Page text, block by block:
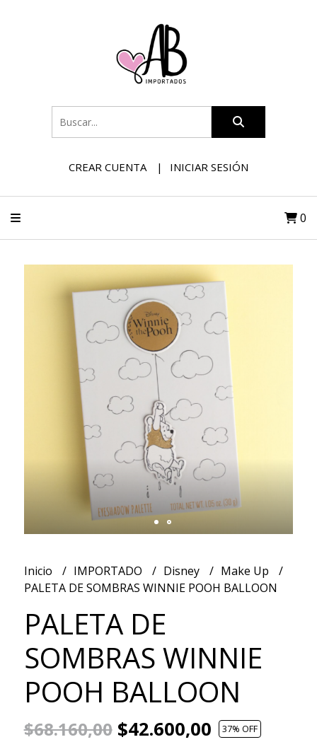
CREAR CUENTA INICIAR SESIÓN
0
Inicio IMPORTADO Disney
Make Up
PALETA DE SOMBRAS WINNIE POOH BALLOON
PALETA DE
SOMBRAS WINNIE
POOH BALLOON
$68.160,00$42.600,00 37% OFF